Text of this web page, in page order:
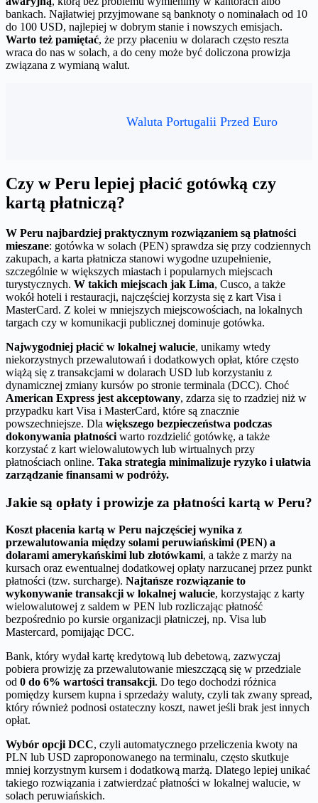
bankach. Najłatwiej przyjmowane są banknoty o nominałach od 10
do 100 USD, najlepiej w dobrym stanie i nowszych emisjach.
Warto też pamiętać, że przy płaceniu w dolarach często reszta
wraca do nas w solach, a do ceny może być doliczona prowizja
związana z wymianą walut.
Waluta Portugalii Przed Euro
Czy w Peru lepiej płacić gotówką czy
kartą płatniczą?
W Peru najbardziej praktycznym rozwiązaniem są płatności
mieszane: gotówka w solach (PEN) sprawdza się przy codziennych
zakupach, a karta płatnicza stanowi wygodne uzupełnienie,
szczególnie w większych miastach i popularnych miejscach
turystycznych. W takich miejscach jak Lima, Cusco, a także
wokół hoteli i restauracji, najczęściej korzysta się z kart Visa i
MasterCard. Z kolei w mniejszych miejscowościach, na lokalnych
targach czy w komunikacji publicznej dominuje gotówka.
Najwygodniej płacić w lokalnej walucie, unikamy wtedy
niekorzystnych przewalutowań i dodatkowych opłat, które często
wiążą się z transakcjami w dolarach USD lub korzystaniu z
dynamicznej zmiany kursów po stronie terminala (DCC). Choć
American Express jest akceptowany, zdarza się to rzadziej niż w
przypadku kart Visa i MasterCard, które są znacznie
powszechniejsze. Dla większego bezpieczeństwa podczas
dokonywania płatności warto rozdzielić gotówkę, a także
korzystać z kart wielowalutowych lub wirtualnych przy
płatnościach online. Taka strategia minimalizuje ryzyko i ułatwia
zarządzanie finansami w podróży.
Jakie są opłaty i prowizje za płatności kartą w Peru?
Koszt płacenia kartą w Peru najczęściej wynika z
przewalutowania między solami peruwiańskimi (PEN) a
dolarami amerykańskimi lub złotówkami, a także z marży na
kursach oraz ewentualnej dodatkowej opłaty narzucanej przez punkt
płatności (tzw. surcharge). Najtańsze rozwiązanie to
wykonywanie transakcji w lokalnej walucie, korzystając z karty
wielowalutowej z saldem w PEN lub rozliczając płatność
bezpośrednio po kursie organizacji płatniczej, np. Visa lub
Mastercard, pomijając DCC.
Bank, który wydał kartę kredytową lub debetową, zazwyczaj
pobiera prowizję za przewalutowanie mieszczącą się w przedziale
od 0 do 6% wartości transakcji. Do tego dochodzi różnica
pomiędzy kursem kupna i sprzedaży waluty, czyli tak zwany spread,
który również podnosi ostateczny koszt, nawet jeśli brak jest innych
opłat.
Wybór opcji DCC, czyli automatycznego przeliczenia kwoty na
PLN lub USD zaproponowanego na terminalu, często skutkuje
mniej korzystnym kursem i dodatkową marżą. Dlatego lepiej unikać
takiego rozwiązania i zatwierdzać płatności w lokalnej walucie, w
solach peruwiańskich.